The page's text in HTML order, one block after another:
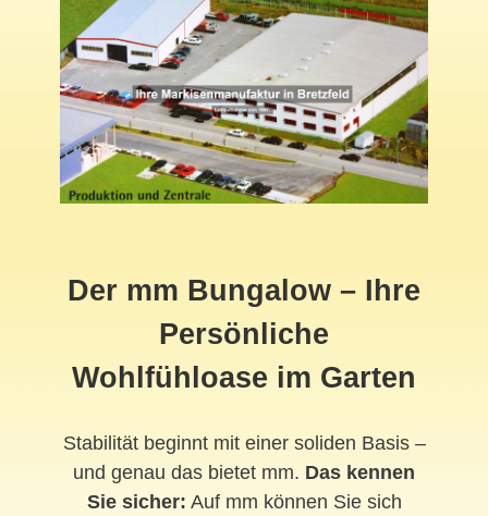
Der mm Bungalow – Ihre
Persönliche
Wohlfühloase im Garten
Stabilität beginnt mit einer soliden Basis –
und genau das bietet mm. Das kennen
Sie sicher: Auf mm können Sie sich